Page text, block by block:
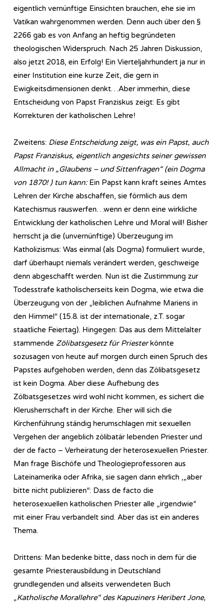
eigentlich vernünftige Einsichten brauchen, ehe sie im
Vatikan wahrgenommen werden. Denn auch über den §
2266 gab es von Anfang an heftig begründeten
theologischen Widerspruch. Nach 25 Jahren Diskussion,
also jetzt 2018, ein Erfolg! Ein Vierteljahrhundert ja nur in
einer Institution eine kurze Zeit, die gern in
Ewigkeitsdimensionen denkt…Aber immerhin, diese
Entscheidung von Papst Franziskus zeigt: Es gibt
Korrekturen der katholischen Lehre!
Zweitens: Diese Entscheidung zeigt, was ein Papst, auch
Papst Franziskus, eigentlich angesichts seiner gewissen
Allmacht in „Glaubens – und Sittenfragen“ (ein Dogma
von 1870! ) tun kann: Ein Papst kann kraft seines Amtes
Lehren der Kirche abschaffen, sie förmlich aus dem
Katechismus rauswerfen…wenn er denn eine wirkliche
Entwicklung der katholischen Lehre und Moral will! Bisher
herrscht ja die (unvernünftige) Überzeugung im
Katholizismus: Was einmal (als Dogma) formuliert wurde,
darf überhaupt niemals verändert werden, geschweige
denn abgeschafft werden. Nun ist die Zustimmung zur
Todesstrafe katholischerseits kein Dogma, wie etwa die
Überzeugung von der „leiblichen Aufnahme Mariens in
den Himmel“ (15.8. ist der internationale, z.T. sogar
staatliche Feiertag). Hingegen: Das aus dem Mittelalter
stammende Zölibatsgesetz für Priesterkönnte
sozusagen von heute auf morgen durch einen Spruch des
Papstes aufgehoben werden, denn das Zölibatsgesetz
ist kein Dogma. Aber diese Aufhebung des
Zölbatsgesetzes wird wohl nicht kommen, es sichert die
Klerusherrschaft in der Kirche. Eher will sich die
Kirchenführung ständig herumschlagen mit sexuellen
Vergehen der angeblich zölibatär lebenden Priester und
der de facto – Verheiratung der heterosexuellen Priester.
Man frage Bischöfe und Theologieprofessoren aus
Lateinamerika oder Afrika, sie sagen dann ehrlich ,„aber
bitte nicht publizieren“: Dass de facto die
heterosexuellen katholischen Priester alle „irgendwie“
mit einer Frau verbandelt sind. Aber das ist ein anderes
Thema.
Drittens: Man bedenke bitte, dass noch in dem für die
gesamte Priesterausbildung in Deutschland
grundlegenden und allseits verwendeten Buch
„Katholische Morallehre“ des Kapuziners Heribert Jone,